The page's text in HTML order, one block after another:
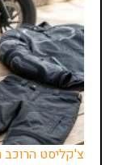
צ'קליסט הרוכב